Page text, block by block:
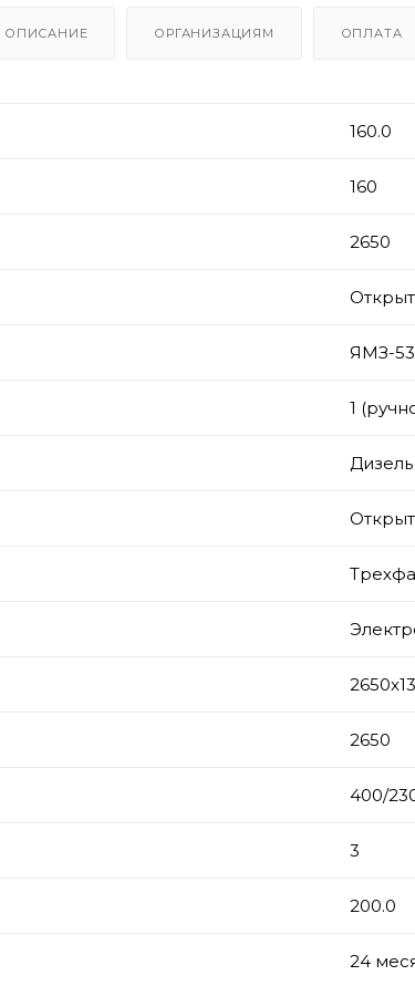
ОПИСАНИЕ ОРГАНИЗАЦИЯМ ОПЛАТА
160.0
160
2650
ЯМЗ-
1
Дизель
2650
400/
3
200.0
24